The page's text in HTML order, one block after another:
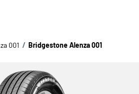
001 Bridgestone Alenza 001